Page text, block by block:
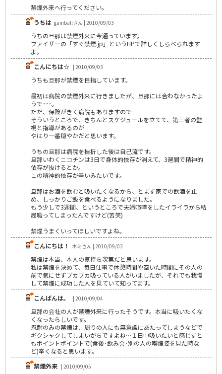
禁煙外来へ行ってください。
うちは gamballさん | 2010/09/03
うちの旦那は禁煙外来に今通っています。
ファイザーの「すぐ禁煙.jp」というHPで詳しくしらべられます
よ。
こんにちは☆ | 2010/09/03
うちも旦那が禁煙を目指しています。
最初は病院の禁煙外来に行きましたが、旦那には合わなかったよ
うで･･･。
ただ、保険がきく病院もありますので
そういうところで、きちんとスケジュールを立てて、第三者の監
視と指導があるのが
やはり一番穏やかだと思います。
うちの旦那は病院を挫折した後は自己流です。
旦那いわくニコチンは3日で身体的依存が消えて、3週間で精神的
依存が抜けるとか。
この精神的依存が辛いみたいです。
旦那はお酒を飲むと吸いたくなるから、とまず家での飲酒を止
め、しっかりご飯を食べるようになりました。
もう少しで3週間、というところで夫婦喧嘩をしたイライラから結
局吸ってしまったんですけど(苦笑)
禁煙うまくいってほしいですよね。
こんにちは！
ホミさん | 2010/09/03
禁煙は本当、本人の気持ち次第だと思います。
私は禁煙を決めて、毎日仕事で休憩時間や空いた時間にその人の
前で気にせずプカプカ吸っている人がいましたが、それでも我慢
して禁煙に成功した人を見ていて知ってます。
こんばんは。
| 2010/09/04
旦那の会社の人が禁煙外来に行ったそうです。本当に吸いたくな
くなったらしいです。
忍耐のみの禁煙は、周りの人にも無意識にあたってしまうなどで
ギクシャクしてしまいがちですよね…１日中吸いたいと感じずと
もポイントポイントで(食後･飲み会･別の人の喫煙姿を見た時な
ど)辛くなると思います。
禁煙外来 | 2010/09/05